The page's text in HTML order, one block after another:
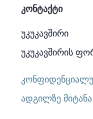
კონტაქტი
უკუკავშირი
უკუკავშირის
ადგილზე